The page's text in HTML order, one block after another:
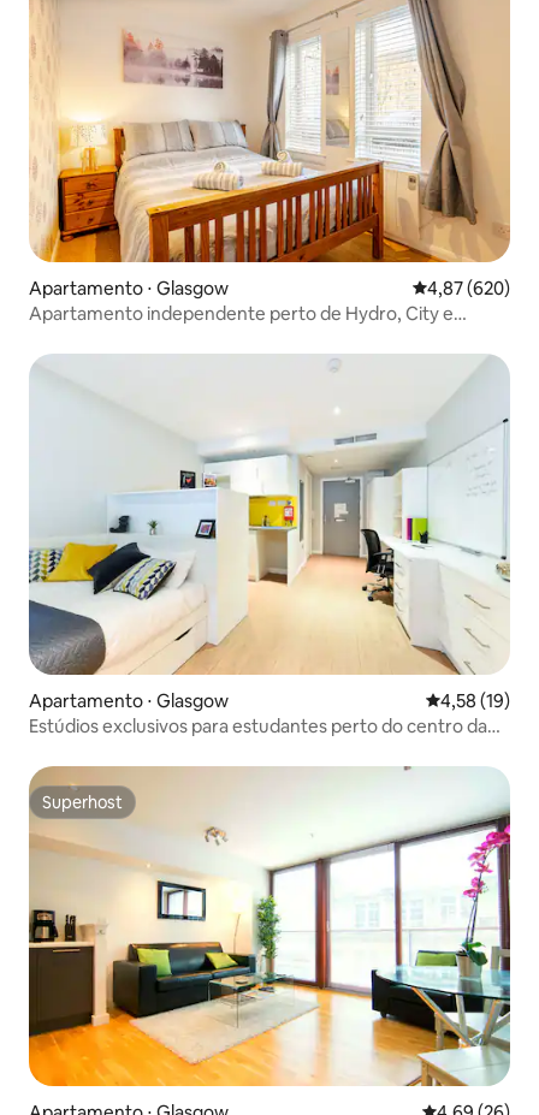
Apartamento ⋅ Glasgow 4,87 de uma
4,87 (620)
Apartamento independente perto de Hydro, City e
Apartamento ⋅ Glasgow 4,58 de uma
4,58 (19)
Estúdios exclusivos para estudantes perto do centro da
Superhost
Superhost